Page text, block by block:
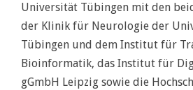
Universität Tübingen mit den
der Klinik für Neurologie der
Tübingen und dem Institut für
Bioinformatik, das Institut für
gGmbH Leipzig sowie die